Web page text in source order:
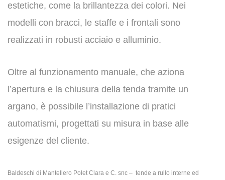
estetiche, come la brillantezza dei colori. Nei
modelli con bracci, le staffe e i frontali sono
realizzati in robusti acciaio e alluminio.
Oltre al funzionamento manuale, che aziona
l’apertura e la chiusura della tenda tramite un
argano, è possibile l’installazione di pratici
automatismi, progettati su misura in base alle
esigenze del cliente.
Baldeschi di Mantellero Polet Clara e C. snc – tende a rullo interne ed